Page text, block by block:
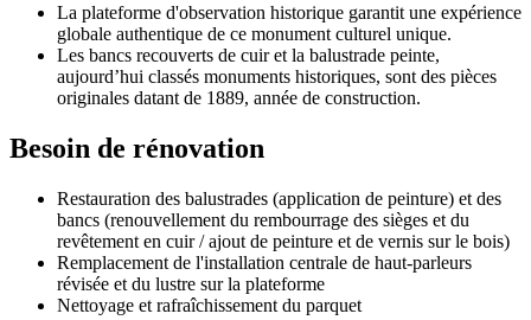
La plateforme d'observation historique garantit une expérience
globale authentique de ce monument culturel unique.
Les bancs recouverts de cuir et la balustrade peinte,
aujourd’hui classés monuments historiques, sont des pièces
originales datant de 1889, année de construction.
Besoin de rénovation
Restauration des balustrades (application de peinture) et des
bancs (renouvellement du rembourrage des sièges et du
revêtement en cuir / ajout de peinture et de vernis sur le bois)
Remplacement de l'installation centrale de haut-parleurs
révisée et du lustre sur la plateforme
Nettoyage et rafraîchissement du parquet